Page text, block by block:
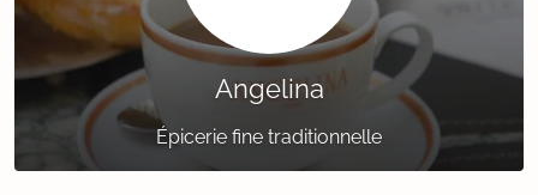
Angelina
Épicerie fine traditionnelle